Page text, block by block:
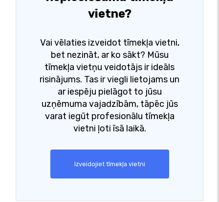
vietne?
Vai vēlaties izveidot tīmekļa vietni,
bet nezināt, ar ko sākt? Mūsu
tīmekļa vietņu veidotājs ir ideāls
risinājums. Tas ir viegli lietojams un
ar iespēju pielāgot to jūsu
uzņēmuma vajadzībām, tāpēc jūs
varat iegūt profesionālu tīmekļa
vietni ļoti īsā laikā.
Izveidojiet tīmekļa vietni